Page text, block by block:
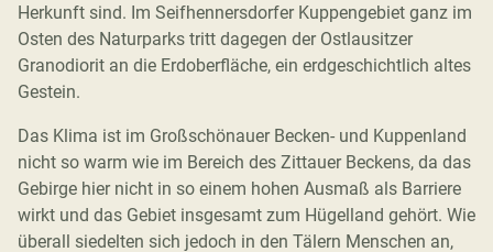
Herkunft sind. Im Seifhennersdorfer Kuppengebiet ganz im
Osten des Naturparks tritt dagegen der Ostlausitzer
Granodiorit an die Erdoberfläche, ein erdgeschichtlich altes
Gestein.
Das Klima ist im Großschönauer Becken- und Kuppenland
nicht so warm wie im Bereich des Zittauer Beckens, da das
Gebirge hier nicht in so einem hohen Ausmaß als Barriere
wirkt und das Gebiet insgesamt zum Hügelland gehört. Wie
überall siedelten sich jedoch in den Tälern Menschen an,